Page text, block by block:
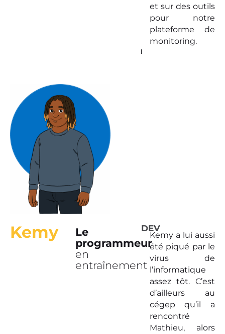
et sur des outils
pour notre
plateforme de
monitoring.
Kemy
Le
programmeur
en
entraînement
DEV
Kemy a lui aussi
été piqué par le
virus de
l’informatique
assez tôt. C’est
d’ailleurs au
cégep qu’il a
rencontré
Mathieu, alors